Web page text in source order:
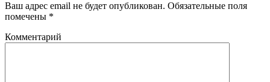
Ваш адрес email не будет опубликован. Обязательные поля
помечены *
Комментарий